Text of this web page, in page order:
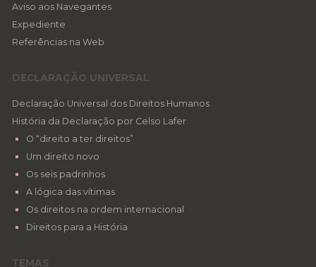
Aviso aos Navegantes
Expediente
Referências na Web
DECLARAÇÃO UNIVERSAL
Declaração Universal dos Direitos Humanos
História da Declaração por Celso Lafer
O “direito a ter direitos”
Um direito novo
Os seis padrinhos
A lógica das vítimas
Os direitos na ordem internacional
Direitos para a História
TEMAS